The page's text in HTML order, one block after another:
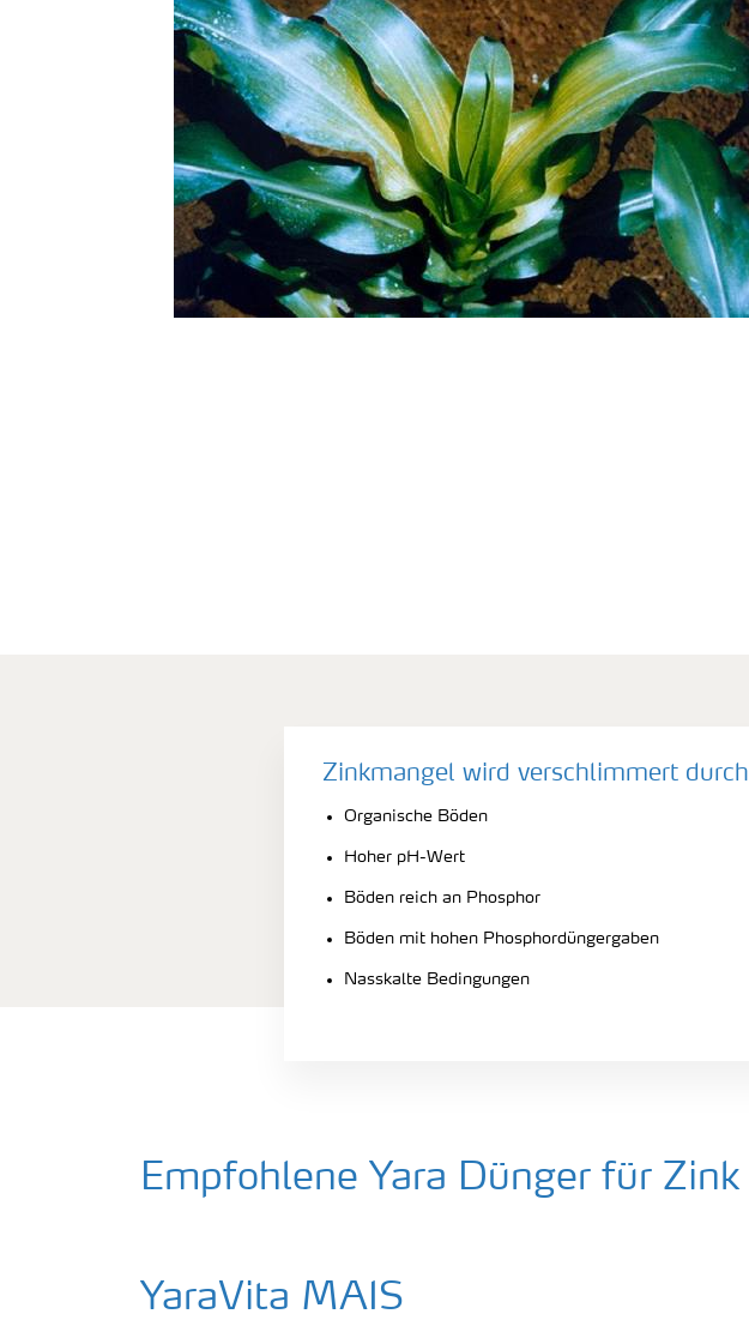
Zinkmangel wird verschlimmert durch
Organische Böden
Hoher pH-Wert
Böden reich an Phosphor
Böden mit hohen Phosphordüngergaben
Nasskalte Bedingungen
Empfohlene Yara Dünger für Zink
YaraVita MAIS